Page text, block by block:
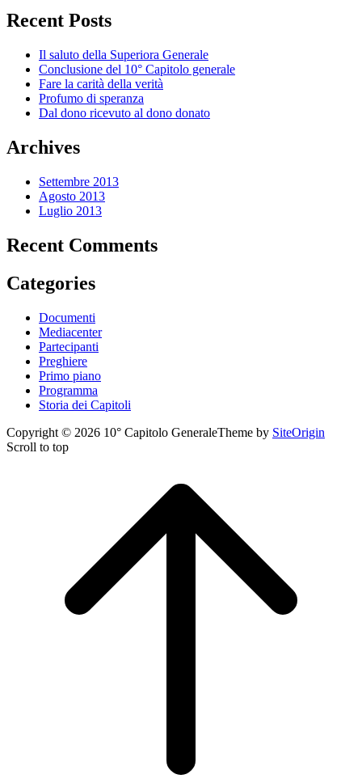
Recent Posts
Il saluto della Superiora Generale
Conclusione del 10° Capitolo generale
Fare la carità della verità
Profumo di speranza
Dal dono ricevuto al dono donato
Archives
Settembre 2013
Agosto 2013
Luglio 2013
Recent Comments
Categories
Documenti
Mediacenter
Partecipanti
Preghiere
Primo piano
Programma
Storia dei Capitoli
Copyright © 2026 10° Capitolo GeneraleTheme by SiteOrigin
Scroll to top